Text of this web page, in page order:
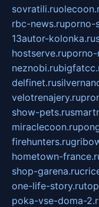
sovratili.ru
rbc-news.ruporno-
13autor-kolonka.ru
hostserve.ruporno-
neznobi.ru
delfinet.ru
velotrenajery.ru
show-pets.ru
miraclecoon.ru
firehunters.ru
hometown-
shop-garena.ru
one-life-story.ru
poka-vse-doma-